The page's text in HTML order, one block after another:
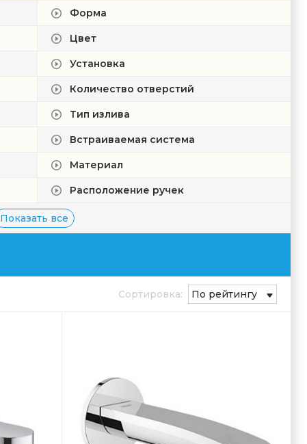
Форма
Цвет
Установка
Количество отверстий
Тип излива
Встраиваемая система
Материал
Расположение ручек
Показать все
Сортировка: По рейтингу